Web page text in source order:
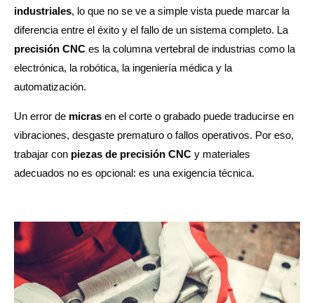
industriales, lo que no se ve a simple vista puede marcar la
diferencia entre el éxito y el fallo de un sistema completo. La
precisión CNC es la columna vertebral de industrias como la
electrónica, la robótica, la ingeniería médica y la
automatización.
Un error de micras en el corte o grabado puede traducirse en
vibraciones, desgaste prematuro o fallos operativos. Por eso,
trabajar con piezas de precisión CNC y materiales
adecuados no es opcional: es una exigencia técnica.